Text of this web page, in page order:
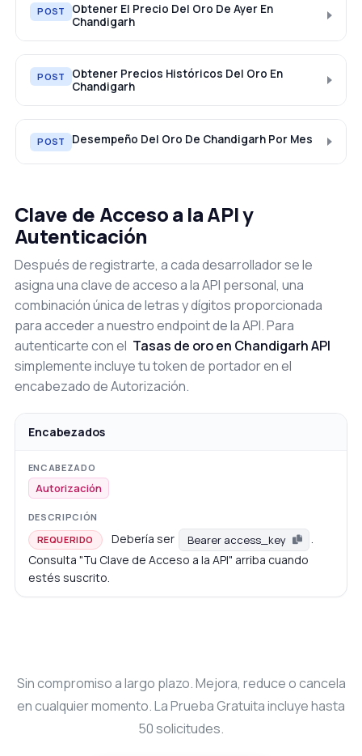
POST
Obtener El Precio Del Oro De Ayer En
Chandigarh
POST
Obtener Precios Históricos Del Oro En
Chandigarh
POST Desempeño Del Oro De Chandigarh Por Mes
Clave de Acceso a la API y
Autenticación
Después de registrarte, a cada desarrollador se le
asigna una clave de acceso a la API personal, una
combinación única de letras y dígitos proporcionada
para acceder a nuestro endpoint de la API. Para
autenticarte con el Tasas de oro en Chandigarh API
simplemente incluye tu token de portador en el
encabezado de Autorización.
Encabezados
Autorización
REQUERIDO Debería ser Bearer access_key
Consulta "Tu Clave de Acceso a la API" arriba cuando
estés suscrito.
Sin compromiso a largo plazo. Mejora, reduce o cancela
en cualquier momento. La Prueba Gratuita incluye hasta
50 solicitudes.